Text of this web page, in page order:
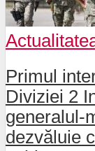
Primul
Diviziei 2
generalul-
dezvăluie